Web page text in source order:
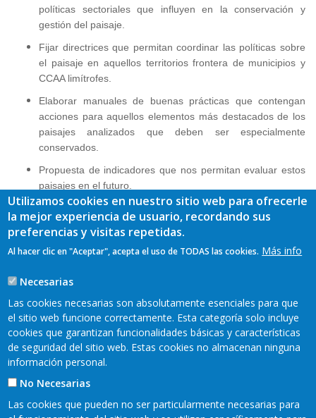
políticas sectoriales que influyen en la conservación y
gestión del paisaje.
Fijar directrices que permitan coordinar las políticas sobre
el paisaje en aquellos territorios frontera de municipios y
CCAA limítrofes.
Elaborar manuales de buenas prácticas que contengan
acciones para aquellos elementos más destacados de los
paisajes analizados que deben ser especialmente
conservados.
Propuesta de indicadores que nos permitan evaluar estos
paisajes en el futuro.
Dar participación a las administraciones y a la sociedad en
la elaboración del proyecto.
Diseñar acciones de valorización del paisaje que
la sociedad.
Difundir mediante diferentes acciones y soportes entre las
administraciones y las sociedades locales y las de otros
territorios el desarrollo y los resultados de este proyecto.
Utilizamos cookies en nuestro sitio web para ofrecerle
la mejor experiencia de usuario, recordando sus
preferencias y visitas repetidas.
Al hacer clic en "Aceptar", acepta el uso de TODAS las cookies. Más info
Necesarias
Las cookies necesarias son absolutamente esenciales para que
el sitio web funcione correctamente. Esta categoría solo incluye
cookies que garantizan funcionalidades básicas y características
de seguridad del sitio web. Estas cookies no almacenan ninguna
información personal.
No Necesarias
Las cookies que pueden no ser particularmente necesarias para